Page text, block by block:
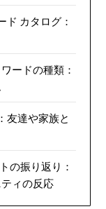
ド カタログ：
ードの種類：
友達や家族と
の振り返り：
ィの反応